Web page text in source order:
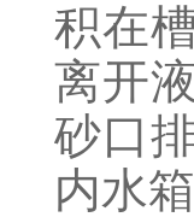
积在
离开
砂口
内水